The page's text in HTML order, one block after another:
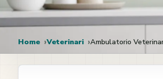
Home Veterinari Ambulatorio